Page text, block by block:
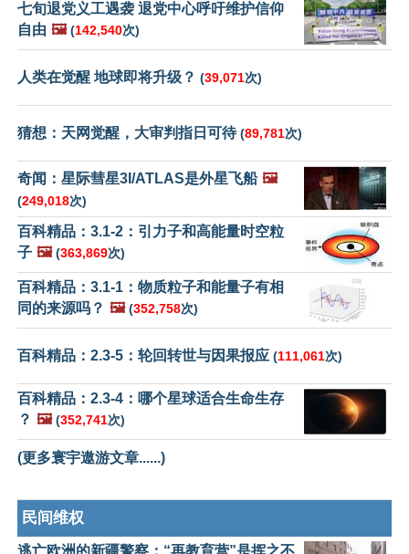
七旬退党义工遇袭 退党中心呼吁维护信仰
自由 🖼️ (142,540次)
人类在觉醒 地球即将升级？ (39,071次)
猜想：天网觉醒，大审判指日可待(89,781次)
奇闻：星际彗星3I/ATLAS是外星飞船 🖼️
(249,018次)
百科精品：3.1-2：引力子和高能量时空粒
子 🖼️ (363,869次)
百科精品：3.1-1：物质粒子和能量子有相
同的来源吗？ 🖼️ (352,758次)
百科精品：2.3-5：轮回转世与因果报应 (111,061次)
百科精品：2.3-4：哪个星球适合生命生存
？ 🖼️ (352,741次)
(更多寰宇遨游文章......)
民间维权
逃亡欧洲的新疆警察：“再教育营”是挥之不